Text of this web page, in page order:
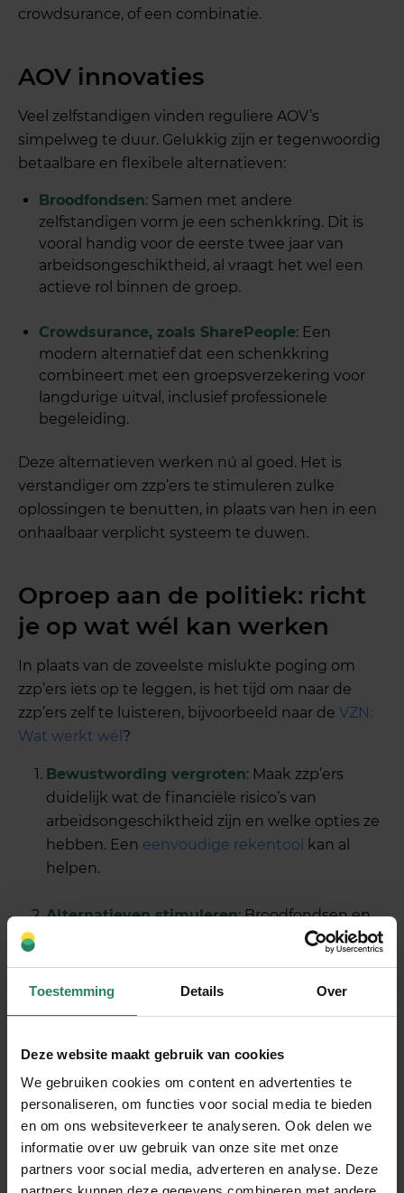
Toestemming Details Over
Deze website maakt gebruik van cookies
We gebruiken cookies om content en advertenties te
personaliseren, om functies voor social media te bieden
en om ons websiteverkeer te analyseren. Ook delen we
informatie over uw gebruik van onze site met onze
partners voor social media, adverteren en analyse. Deze
crowdsurance, of een combinatie.
AOV innovaties
Veel zelfstandigen vinden reguliere AOV’s
simpelweg te duur. Gelukkig zijn er tegenwoordig
betaalbare en flexibele alternatieven:
Broodfondsen: Samen met andere
zelfstandigen vorm je een schenkkring. Dit is
vooral handig voor de eerste twee jaar van
arbeidsongeschiktheid, al vraagt het wel een
actieve rol binnen de groep.
Crowdsurance, zoals SharePeople: Een
modern alternatief dat een schenkkring
combineert met een groepsverzekering voor
langdurige uitval, inclusief professionele
begeleiding.
Deze alternatieven werken nú al goed. Het is
verstandiger om zzp’ers te stimuleren zulke
oplossingen te benutten, in plaats van hen in een
onhaalbaar verplicht systeem te duwen.
Oproep aan de politiek: richt
je op wat wél kan werken
In plaats van de zoveelste mislukte poging om
zzp’ers iets op te leggen, is het tijd om naar de
zzp’ers zelf te luisteren, bijvoorbeeld naar deVZN:
Wat werkt wél?
Bewustwording vergroten: Maak zzp’ers
duidelijk wat de financiële risico’s van
arbeidsongeschiktheid zijn en welke opties ze
hebben. Een eenvoudige rekentool
kan al
helpen.
Alternatieven stimuleren: Broodfondsen en
crowdsurance zijn bewezen oplossingen. Zorg
verlengen van de termijn van 13 naar 52 weken
voor het afsluiten van devrijwillige verzekering
via het UWV. Dat is een laagdrempelige optie
die voor startende ondernemers een uitkomst
kan zijn.